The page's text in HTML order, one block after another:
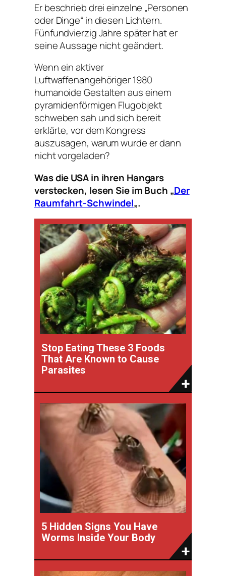
Er beschrieb drei einzelne „Personen
oder Dinge“ in diesen Lichtern.
Fünfundvierzig Jahre später hat er
seine Aussage nicht geändert.
Wenn ein aktiver
Luftwaffenangehöriger 1980
humanoide Gestalten aus einem
pyramidenförmigen Flugobjekt
schweben sah und sich bereit
erklärte, vor dem Kongress
auszusagen, warum wurde er dann
nicht vorgeladen?
Was die USA in ihren Hangars
verstecken, lesen Sie im Buch „Der
Raumfahrt-Schwindel„.
Stop Eating These 3 Foods
That Are Known to Cause
Parasites
5 Hidden Signs You Have
Worms Inside Your Body